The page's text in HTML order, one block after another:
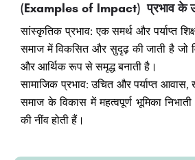
(Examples of Impact) प्रभाव के
सांस्कृतिक प्रभाव: एक समर्थ और पर्याप्त
समाज में विकसित और सुदृढ़ की जाती है जो
और आर्थिक रूप से समृद्ध बनाती है।
सामाजिक प्रभाव: उचित और पर्याप्त आवास,
समाज के विकास में महत्वपूर्ण भूमिका
की नींव होती हैं।